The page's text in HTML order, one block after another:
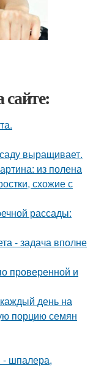
выращивает.
из полена
схожие с
рассады:
- задача вполне
проверенной и
день на
порцию семян
- шпалера,